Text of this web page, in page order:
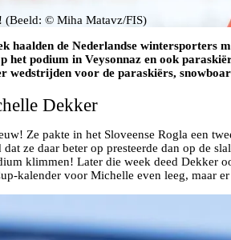
(Beeld: © Miha Matavz/FIS)
haalden de Nederlandse wintersporters
podium in Veysonnaz en ook
wedstrijden voor de paraskiërs,
Dekker
Ze pakte in het Sloveense Rogla een
ze daar beter op presteerde dan op de
klimmen! Later die week deed Dekker
kalender voor Michelle even leeg, maar